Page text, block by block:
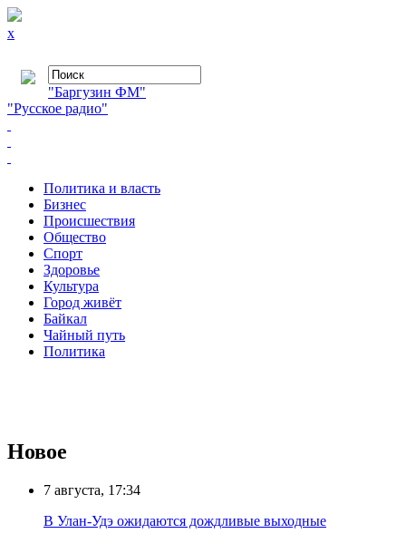
x
"Баргузин ФМ"
"Русское радио"
Политика и власть
Бизнес
Происшествия
Общество
Cпорт
Здоровье
Культура
Город живёт
Байкал
Чайный путь
Политика
Новое
7 августа, 17:34
В Улан-Удэ ожидаются дождливые выходные